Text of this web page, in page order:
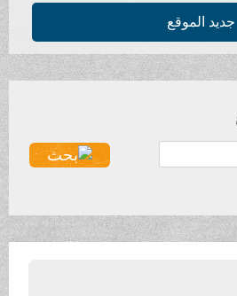
الموقع